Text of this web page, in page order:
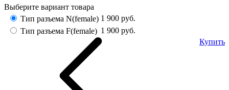
Выберите вариант товара
Тип разъема N(female) 1 900 руб.
Тип разъема F(female) 1 900 руб.
Купить